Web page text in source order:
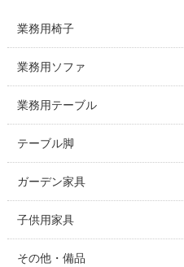
業務用椅子
業務用ソファ
業務用テーブル
テーブル脚
ガーデン家具
子供用家具
その他・備品